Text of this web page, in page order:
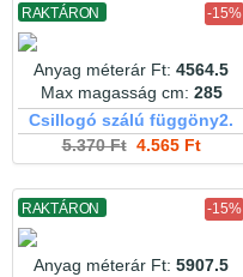
RAKTÁRON -15%
Anyag méterár Ft: 4564.5
Max magasság cm: 285
Csillogó szálú függöny2.
5.370 Ft4.565 Ft
RAKTÁRON -15%
Anyag méterár Ft: 5907.5